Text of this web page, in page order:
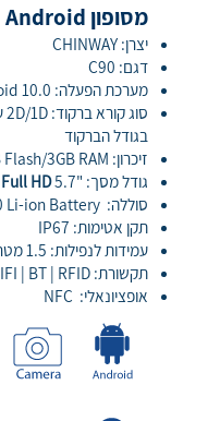
מסופון Android
יצרן: CHINWAY
דגם: C90
מערכת הפעלה: Android 10.0
בגודל הברקוד
זיכרון: 32GB Flash/3GB RAM
גודל מסך: "5.7
Full HD
סוללה: mAh 5000 Li-ion Battery
תקן אטימות: IP67
עמידות לנפילות: 1.5 מטר
תקשורת: 4G | WIFI | BT | RFID
אופציונאלי: NFC